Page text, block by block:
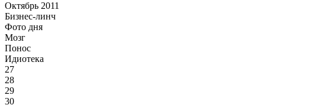
Октябрь 2011
Бизнес-линч
Фото дня
Мозг
Понос
Идиотека
27
28
29
30